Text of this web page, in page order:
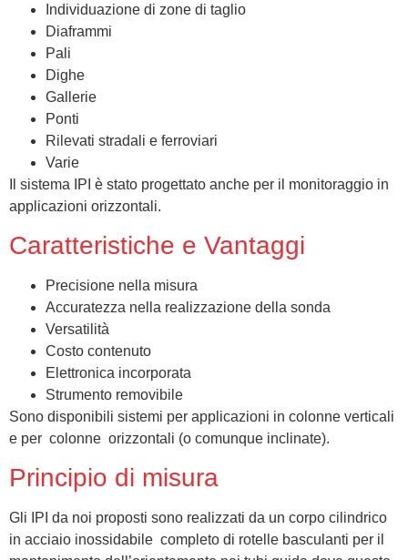
Individuazione di zone di taglio
Diaframmi
Pali
Dighe
Gallerie
Ponti
Rilevati stradali e ferroviari
Varie
Il sistema IPI è stato progettato anche per il monitoraggio in
applicazioni orizzontali.
Caratteristiche e Vantaggi
Precisione nella misura
Accuratezza nella realizzazione della sonda
Versatilità
Costo contenuto
Elettronica incorporata
Strumento removibile
Sono disponibili sistemi per applicazioni in colonne verticali
e per colonne orizzontali (o comunque inclinate).
Principio di misura
Gli IPI da noi proposti sono realizzati da un corpo cilindrico
in acciaio inossidabile completo di rotelle basculanti per il